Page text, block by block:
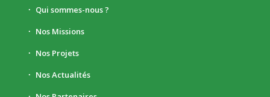
Qui sommes-nous ?
Nos Missions
Nos Projets
Nos Actualités